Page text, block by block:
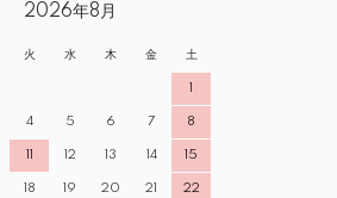
2026年8月
火 水 木 金 土
1
4 5 6 7 8
11 12 13 14 15
18 19 20 21 22